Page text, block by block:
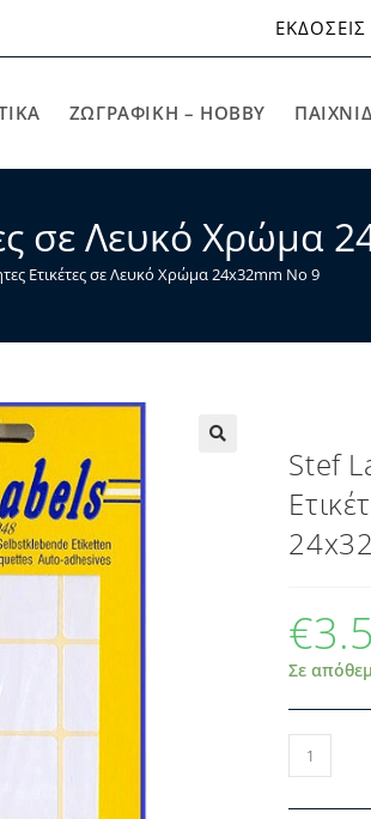
ΕΚΔΟΣΕΙΣ
ΖΩΓΡΑΦΙΚΉ – HOBBY
σε Λευκό Χρώμα
Ετικέτες σε Λευκό Χρώμα 24x32mm Νο 9
Stef
€
Σε